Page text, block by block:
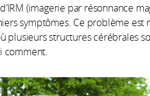
(imagerie par résonnance
symptômes. Ce problème est
plusieurs structures cérébrales
comment.